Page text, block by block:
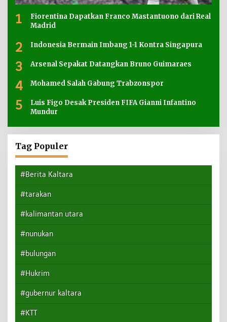
1
Fiorentina Dapatkan Franco Mastantuono dari Real
Madrid
2 Indonesia Bermain Imbang 1-1 Kontra Singapura
3 Arsenal Sepakat Datangkan Bruno Guimaraes
4 Mohamed Salah Gabung Trabzonspor
5
Luis Figo Desak Presiden FIFA Gianni Infantino
Mundur
Tag Populer
#Berita Kaltara
#tarakan
#kalimantan utara
#nunukan
#bulungan
#Hukrim
#gubernur kaltara
#KTT